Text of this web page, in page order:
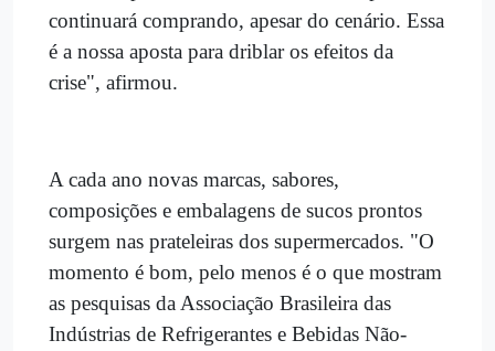
continuará comprando, apesar do cenário. Essa
é a nossa aposta para driblar os efeitos da
crise", afirmou.
A cada ano novas marcas, sabores,
composições e embalagens de sucos prontos
surgem nas prateleiras dos supermercados. "O
momento é bom, pelo menos é o que mostram
as pesquisas da Associação Brasileira das
Indústrias de Refrigerantes e Bebidas Não-